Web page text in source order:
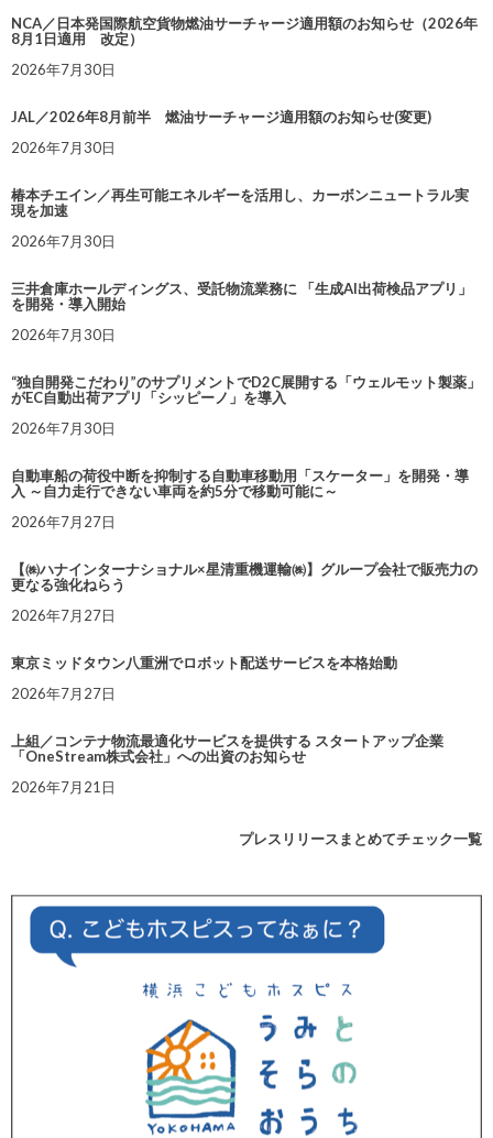
NCA／日本発国際航空貨物燃油サーチャージ適用額のお知らせ（2026年
8月1日適用 改定）
2026年7月30日
JAL／2026年8月前半 燃油サーチャージ適用額のお知らせ(変更)
2026年7月30日
椿本チエイン／再生可能エネルギーを活用し、カーボンニュートラル実
現を加速
2026年7月30日
三井倉庫ホールディングス、受託物流業務に 「生成AI出荷検品アプリ」
を開発・導入開始
2026年7月30日
“独自開発こだわり”のサプリメントでD2C展開する「ウェルモット製薬」
がEC自動出荷アプリ「シッピーノ」を導入
2026年7月30日
自動車船の荷役中断を抑制する自動車移動用「スケーター」を開発・導
入 ～自力走行できない車両を約5分で移動可能に～
2026年7月27日
【㈱ハナインターナショナル×星清重機運輸㈱】グループ会社で販売力の
更なる強化ねらう
2026年7月27日
東京ミッドタウン八重洲でロボット配送サービスを本格始動
2026年7月27日
上組／コンテナ物流最適化サービスを提供する スタートアップ企業
「OneStream株式会社」への出資のお知らせ
2026年7月21日
プレスリリースまとめてチェック一覧